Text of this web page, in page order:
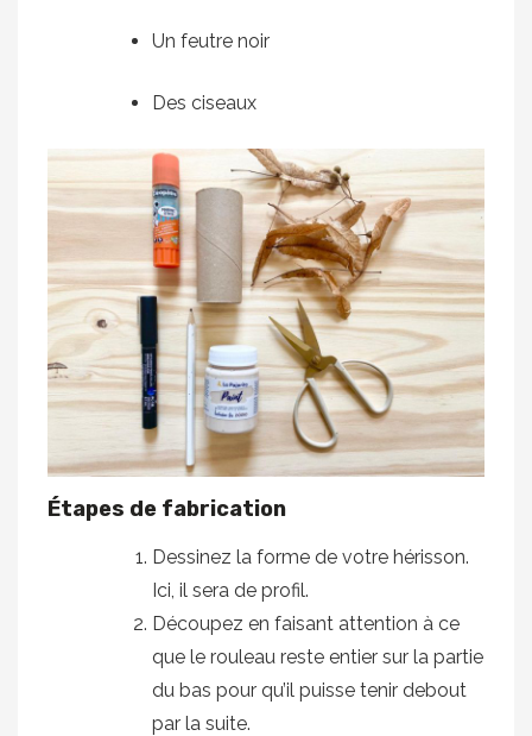
Un feutre noir
Des ciseaux
Étapes de fabrication
Dessinez la forme de votre hérisson.
Ici, il sera de profil.
Découpez en faisant attention à ce
que le rouleau reste entier sur la partie
du bas pour qu’il puisse tenir debout
par la suite.